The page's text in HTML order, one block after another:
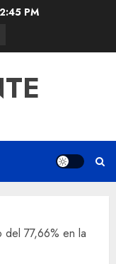
PM
del 77,66% en la